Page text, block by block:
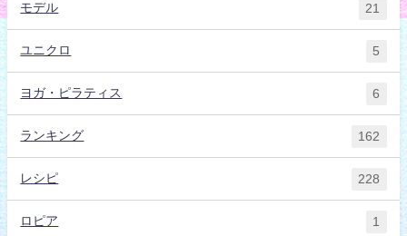
モデル 21
ユニクロ 5
ヨガ・ピラティス 6
ランキング 162
レシピ 228
ロピア 1